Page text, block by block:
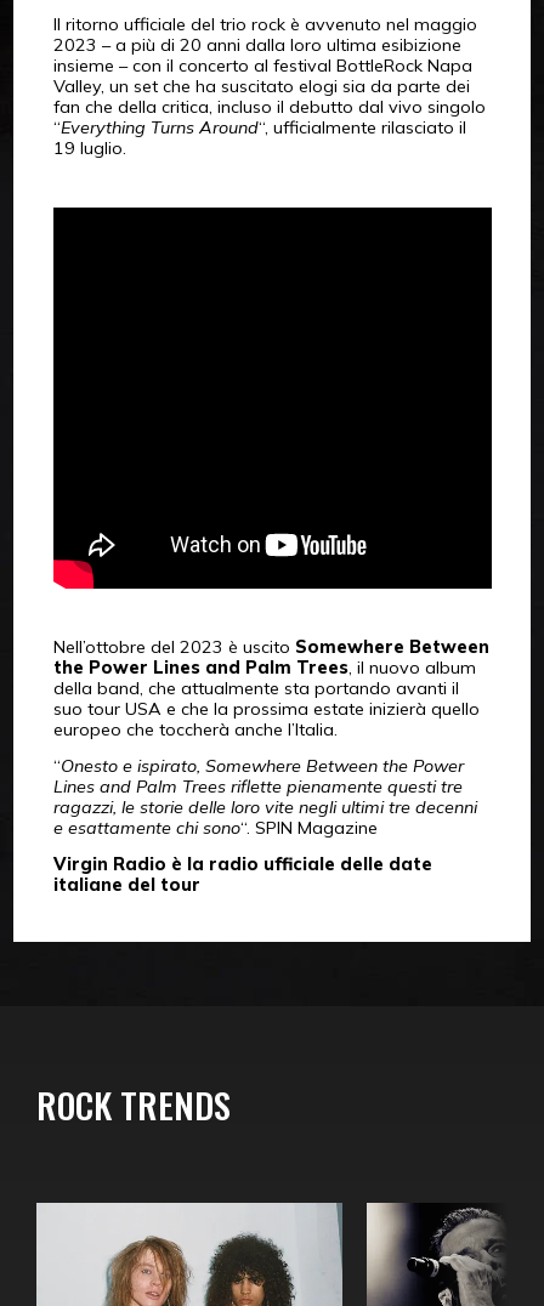
Il ritorno ufficiale del trio rock è avvenuto nel maggio
2023 – a più di 20 anni dalla loro ultima esibizione
insieme – con il concerto al festival BottleRock Napa
Valley, un set che ha suscitato elogi sia da parte dei
fan che della critica, incluso il debutto dal vivo singolo
“Everything Turns Around“, ufficialmente rilasciato il
19 luglio.
Nell’ottobre del 2023 è uscito Somewhere Between
the Power Lines and Palm Trees, il nuovo album
della band, che attualmente sta portando avanti il
suo tour USA e che la prossima estate inizierà quello
europeo che toccherà anche l’Italia.
“Onesto e ispirato, Somewhere Between the Power
Lines and Palm Trees riflette pienamente questi tre
ragazzi, le storie delle loro vite negli ultimi tre decenni
e esattamente chi sono“. SPIN Magazine
Virgin Radio è la radio ufficiale delle date
italiane del tour
ROCK TRENDS